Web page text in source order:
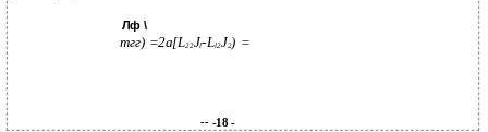
Лф \
тгг) =2a[L22Jl-Ll2J2) =
-- -18 -